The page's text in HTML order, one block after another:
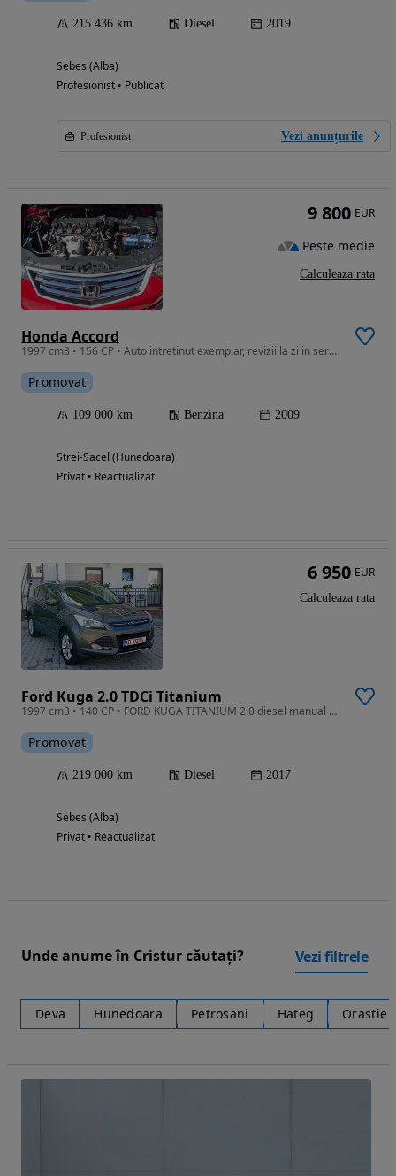
215 436 km Diesel 2019
Sebes (Alba)
Profesionist • Publicat
Profesionist Vezi anunțurile
Honda Accord
1997 cm3 • 156 CP • Auto intretinut exemplar, revizii la zi in service autorizat.
Promovat
109 000 km Benzina 2009
Strei-Sacel (Hunedoara)
Privat • Reactualizat
9 800 EUR
Peste medie
Calculeaza rata
Ford Kuga 2.0 TDCi Titanium
1997 cm3 • 140 CP • FORD KUGA TITANIUM 2.0 diesel manual 2017 Euro 6B
Promovat
219 000 km Diesel 2017
Sebes (Alba)
Privat • Reactualizat
6 950 EUR
Calculeaza rata
Unde anume în Cristur căutați? Vezi filtrele
Deva Hunedoara Petrosani Hateg Orastie